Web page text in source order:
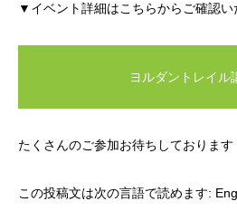
▼イベント詳細はこちらからご確認
ヨルダントレイル
たくさんのご参加お待ちしております
この投稿文は次の言語で読めます: